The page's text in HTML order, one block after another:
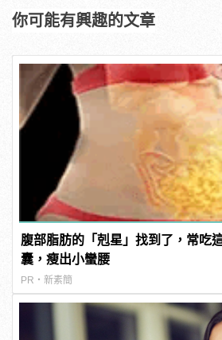
你可能有興趣的文章
腹部脂肪的「剋星」找到了，常吃
囊，瘦出小蠻腰
PR・新素簡